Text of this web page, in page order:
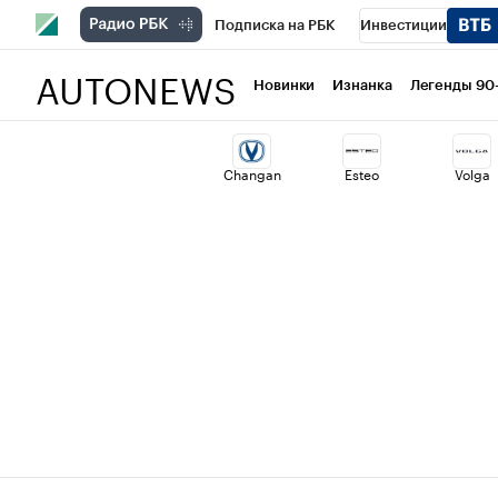
Подписка на РБК Инвестиции
Национальные проекты Город
Кредитные рейтинги Франшизы
AUTONEWS Новинки Изнанка Легенды
Changan Esteo Volga